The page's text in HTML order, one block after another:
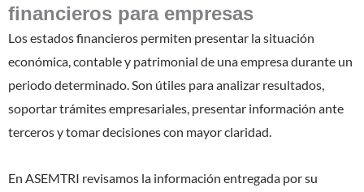
financieros para empresas
Los estados financieros permiten presentar la situación
económica, contable y patrimonial de una empresa durante un
periodo determinado. Son útiles para analizar resultados,
soportar trámites empresariales, presentar información ante
terceros y tomar decisiones con mayor claridad.
En ASEMTRI revisamos la información entregada por su